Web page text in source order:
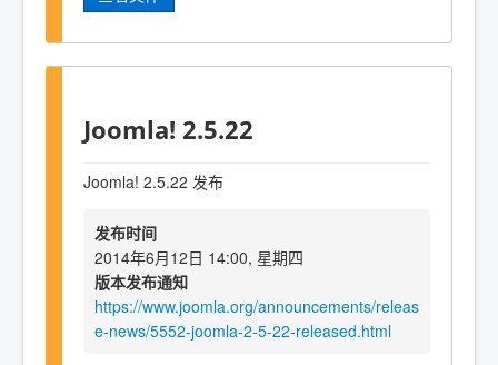
Joomla! 2.5.22
Joomla! 2.5.22 发布
发布时间
2014年6月12日 14:00, 星期四
版本发布通知
https://www.joomla.org/announcements/releas
e-news/5552-joomla-2-5-22-released.html